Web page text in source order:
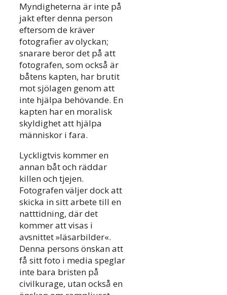
Myndigheterna är inte på
jakt efter denna person
eftersom de kräver
fotografier av olyckan;
snarare beror det på att
fotografen, som också är
båtens kapten, har brutit
mot sjölagen genom att
inte hjälpa behövande. En
kapten har en moralisk
skyldighet att hjälpa
människor i fara.
Lyckligtvis kommer en
annan båt och räddar
killen och tjejen.
Fotografen väljer dock att
skicka in sitt arbete till en
natttidning, där det
kommer att visas i
avsnittet »läsarbilder«.
Denna persons önskan att
få sitt foto i media speglar
inte bara bristen på
civilkurage, utan också en